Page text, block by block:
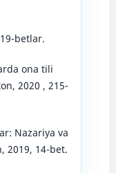
betlar.
ona tili
2020 , 215-
Nazariya va
2019, 14-bet.